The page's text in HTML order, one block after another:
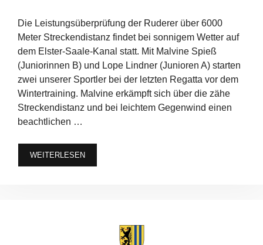
Die Leistungsüberprüfung der Ruderer über 6000
Meter Streckendistanz findet bei sonnigem Wetter auf
dem Elster-Saale-Kanal statt. Mit Malvine Spieß
(Juniorinnen B) und Lope Lindner (Junioren A) starten
zwei unserer Sportler bei der letzten Regatta vor dem
Wintertraining. Malvine erkämpft sich über die zähe
Streckendistanz und bei leichtem Gegenwind einen
beachtlichen …
WEITERLESEN